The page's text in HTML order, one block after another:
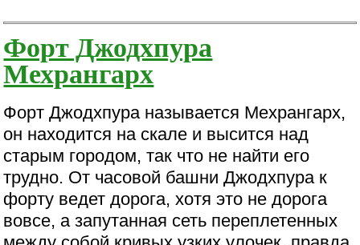
Форт Джодхпура
Мехрангарх
Форт Джодхпура называется Мехрангарх,
он находится на скале и высится над
старым городом, так что не найти его
трудно. От часовой башни Джодхпура к
форту ведет дорога, хотя это не дорога
вовсе, а запутанная сеть переплетенных